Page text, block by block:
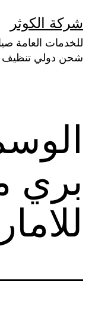
إلى
المحتوى
شركة الكوثر
للخدمات العامة
شحن دولي تنظيف
بري